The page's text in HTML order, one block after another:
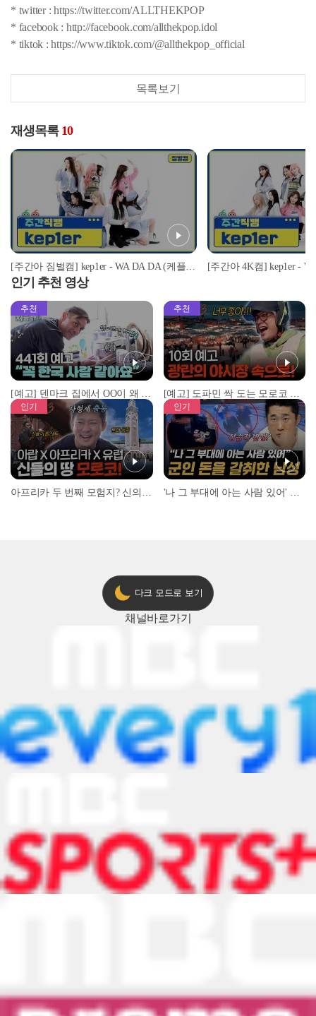
* twitter : https://twitter.com/ALLTHEKPOP
* facebook : http://facebook.com/allthekpop.idol
* tiktok : https://www.tiktok.com/@allthekpop_official
목록보기
재생목록 10
[주간아 짐벌캠] kep1er - WA DA DA (케플러 - 와다다) l EP.547
인기 추천 영상
추천
[예고] 덴마크 집에서 OO이 왜 나와...? 이상할 정도로 한국을 사랑하는 우리 형을 제보합니다!
추천
[예고] 도파민 싹 도는 모로코 야시장 투어!
인기 인기
다크 모드로 보기
채널바로가기